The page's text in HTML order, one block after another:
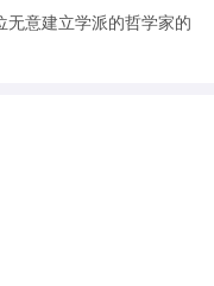
无意建立学派的哲学家的